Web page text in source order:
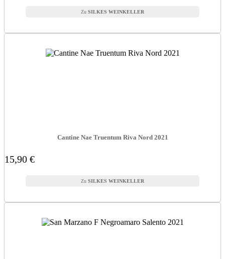
SILKES WEINKELLER
Cantine Nae Truentum Riva Nord 2021
15,90 €
SILKES WEINKELLER